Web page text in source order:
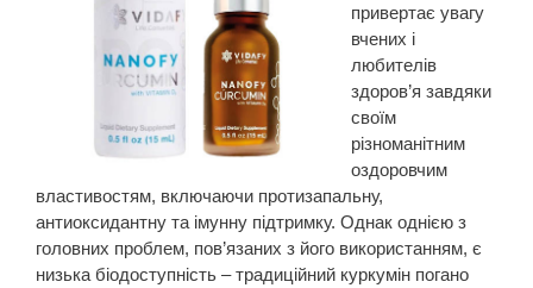
привертає увагу
вчених і
любителів
здоров’я завдяки
своїм
різноманітним
оздоровчим
властивостям, включаючи протизапальну,
антиоксидантну та імунну підтримку. Однак однією з
головних проблем, пов’язаних з його використанням, є
низька біодоступність – традиційний куркумін погано